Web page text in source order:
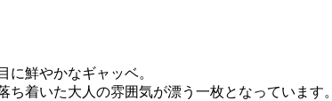
に鮮やかなギャッベ。
着いた大人の雰囲気が漂う一枚となっています。